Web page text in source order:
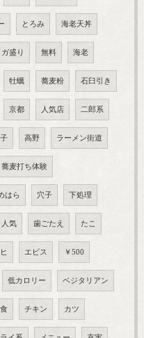
とろみ 海老天丼
ガ盛り 無料 海老
牡蠣 蕎麦粉 石臼引き
京都 人気店 二郎系
高野 ラーメン街道
蕎麦打ち体験
はら 穴子 下処理
人気 歯ごたえ たこ
エビス ￥500
低カロリー ベジタリアン
チキン カツ